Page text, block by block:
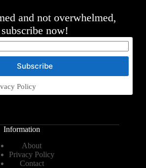
and not overwhelmed,
subscribe now!
Subscribe
Policy
Information
About
Privacy Policy
Contact